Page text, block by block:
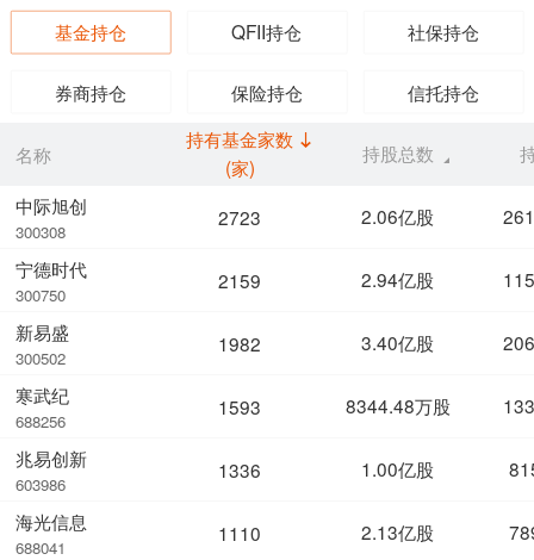
基金持仓 QFII持仓 社保持仓
券商持仓 保险持仓 信托持仓
名称
中际旭创
300308
宁德时代
300750
新易盛
300502
寒武纪
688256
兆易创新
603986
海光信息
688041
持有基金家数
(家)
持股总数
2723 2.06亿股
2159 2.94亿股
1982 3.40亿股
1593 8344.48万股
1336 1.00亿股
1110 2.13亿股